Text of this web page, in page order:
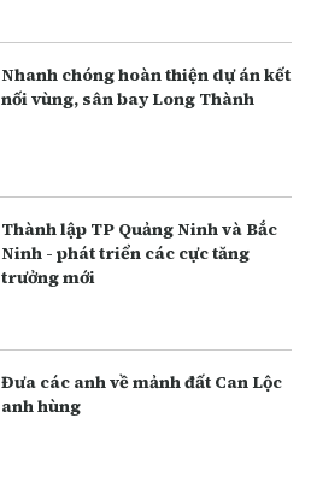
Nhanh chóng hoàn thiện dự án kết
nối vùng, sân bay Long Thành
Thành lập TP Quảng Ninh và Bắc
Ninh - phát triển các cực tăng
trưởng mới
Đưa các anh về mảnh đất Can Lộc
anh hùng